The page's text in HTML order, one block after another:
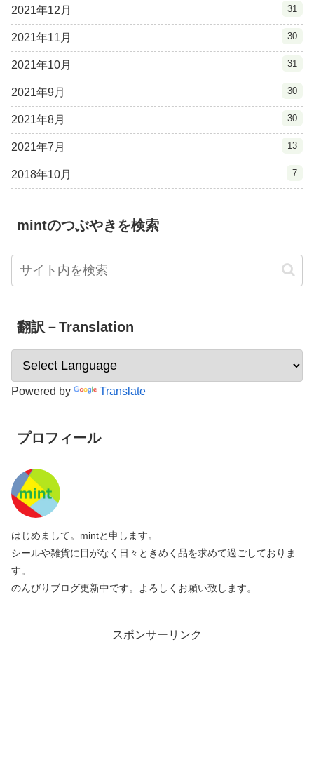
2021年12月 31
2021年11月 30
2021年10月 31
2021年9月 30
2021年8月 30
2021年7月 13
2018年10月 7
mintのつぶやきを検索
翻訳－Translation
Powered by Translate
プロフィール
はじめまして。mintと申します。
シールや雑貨に目がなく日々ときめく品を求めて過ごしておりま
す。
のんびりブログ更新中です。よろしくお願い致します。
スポンサーリンク